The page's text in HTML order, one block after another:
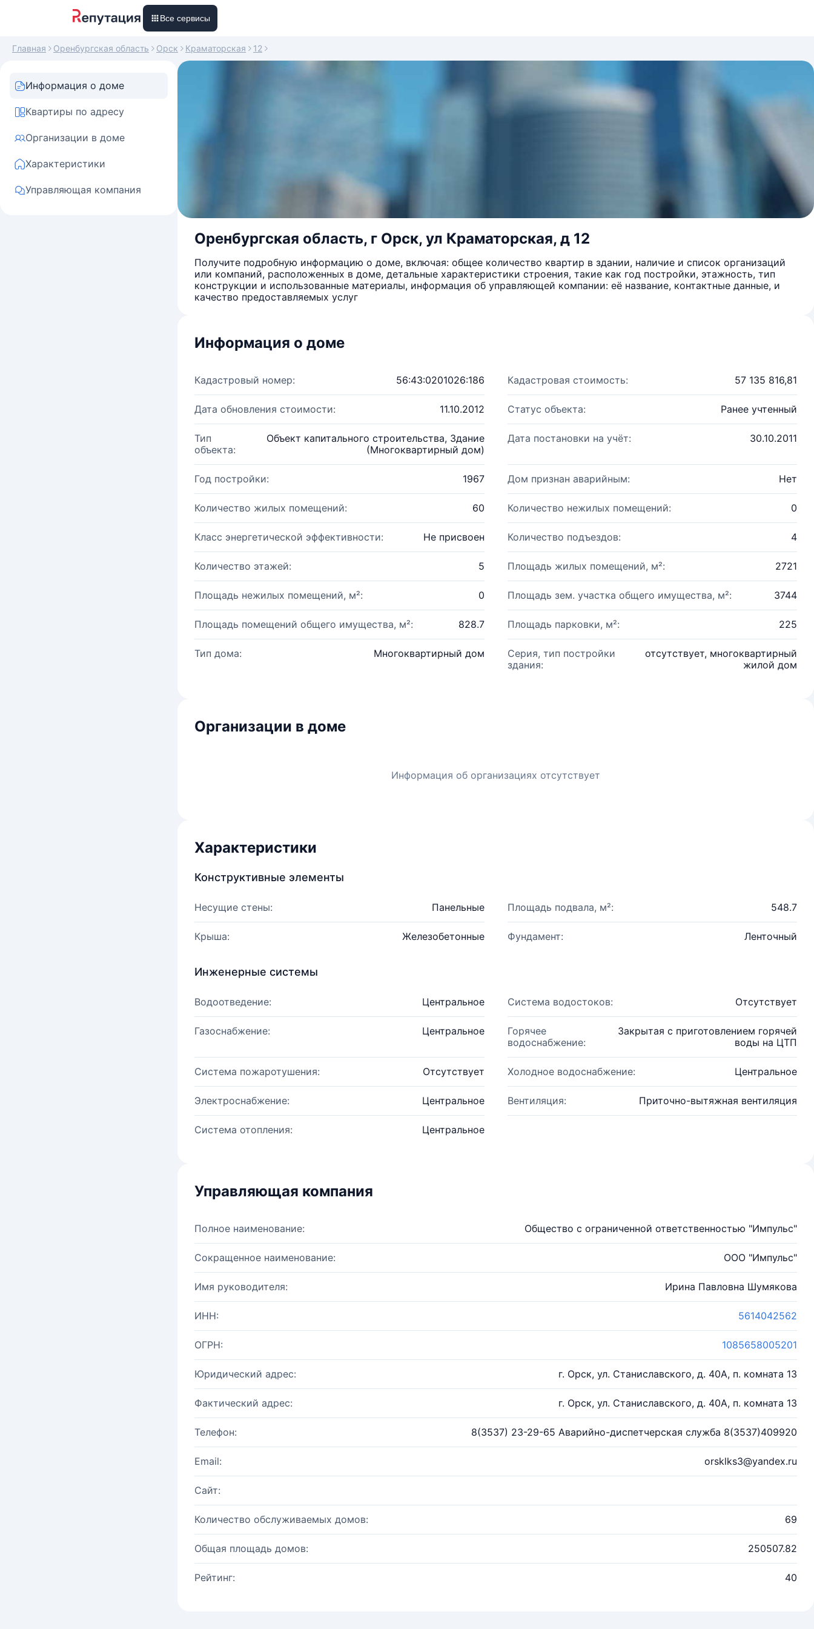
Все сервисы
Главная Оренбургская область Орск Краматорская 12
Информация о доме
Квартиры по адресу
Организации в доме
Характеристики
Управляющая компания
Оренбургская область, г Орск, ул Краматорская, д 12
Получите подробную информацию о доме, включая: общее количество квартир в здании, наличие и список организаций
или компаний, расположенных в доме, детальные характеристики строения, такие как год постройки, этажность, тип
конструкции и использованные материалы, информация об управляющей компании: её название, контактные данные, и
качество предоставляемых услуг
Информация о доме
Кадастровый номер: 56:43:0201026:186 Кадастровая стоимость: 57 135 816,81
Дата обновления стоимости: 11.10.2012 Статус объекта: Ранее учтенный
Тип
объекта:
Объект капитального строительства, Здание
(Многоквартирный дом)
Дата постановки на учёт: 30.10.2011
Год постройки: 1967 Дом признан аварийным: Нет
Количество жилых помещений: 60 Количество нежилых помещений: 0
Класс энергетической эффективности: Не присвоен Количество подъездов: 4
Количество этажей: 5 Площадь жилых помещений, м²: 2721
Площадь нежилых помещений, м²: 0 Площадь зем. участка общего имущества, м²: 3744
Площадь помещений общего имущества, м²: 828.7 Площадь парковки, м²: 225
Тип дома: Многоквартирный дом
Серия, тип постройки
здания:
отсутствует, многоквартирный
жилой дом
Организации в доме
Информация об организациях отсутствует
Характеристики
Конструктивные элементы
Несущие стены: Панельные Площадь подвала, м²: 548.7
Крыша: Железобетонные Фундамент: Ленточный
Инженерные системы
Водоотведение: Центральное Система водостоков: Отсутствует
Газоснабжение: Центральное
Горячее
водоснабжение:
Закрытая с приготовлением горячей
воды на ЦТП
Система пожаротушения: Отсутствует Холодное водоснабжение: Центральное
Электроснабжение: Центральное Вентиляция: Приточно-вытяжная вентиляция
Система отопления: Центральное
Управляющая компания
Полное наименование: Общество с ограниченной ответственностью "Импульс"
Сокращенное наименование: ООО "Импульс"
Имя руководителя: Ирина Павловна Шумякова
ИНН: 5614042562
ОГРН: 1085658005201
Юридический адрес: г. Орск, ул. Станиславского, д. 40А, п. комната 13
Фактический адрес: г. Орск, ул. Станиславского, д. 40А, п. комната 13
Телефон: 8(3537) 23-29-65 Аварийно-диспетчерская служба 8(3537)409920
Email: orsklks3@yandex.ru
Сайт:
Количество обслуживаемых домов: 69
Общая площадь домов: 250507.82
Рейтинг: 40